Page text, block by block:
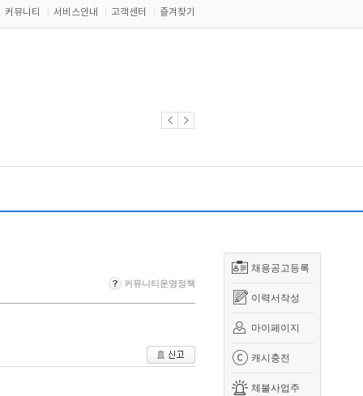
커뮤니티 서비스안내 고객센터 즐겨찾기
채용공고등록
이력서작성
마이페이지
캐시충전
체불사업주
커뮤니티운영정책